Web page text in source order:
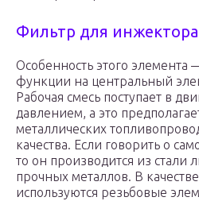
Фильтр для инжектора
Особенность этого
функции на центральный
Рабочая смесь поступает в
давлением, а это
металлических
качества. Если говорить о
то он производится из стали
прочных металлов. В
используются резьбовые